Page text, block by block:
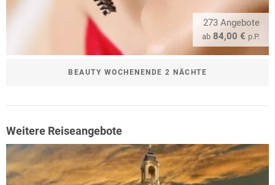
273 Angebote
ab 84,00 € p.P.
BEAUTY WOCHENENDE 2 NÄCHTE
Weitere Reiseangebote